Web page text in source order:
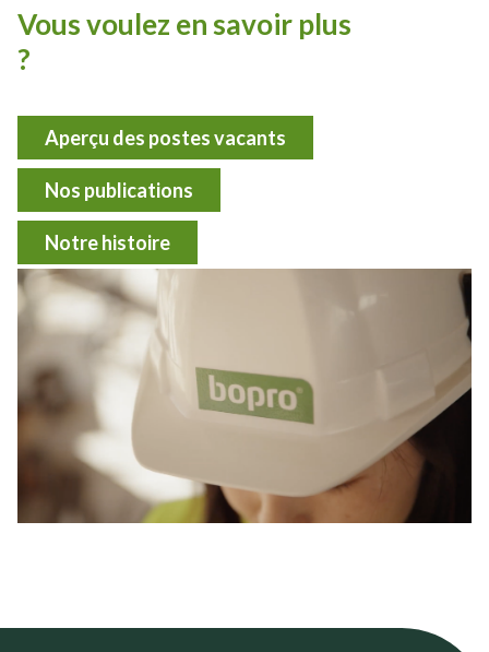
Vous voulez en savoir plus
?
Aperçu des postes vacants
Nos publications
Notre histoire